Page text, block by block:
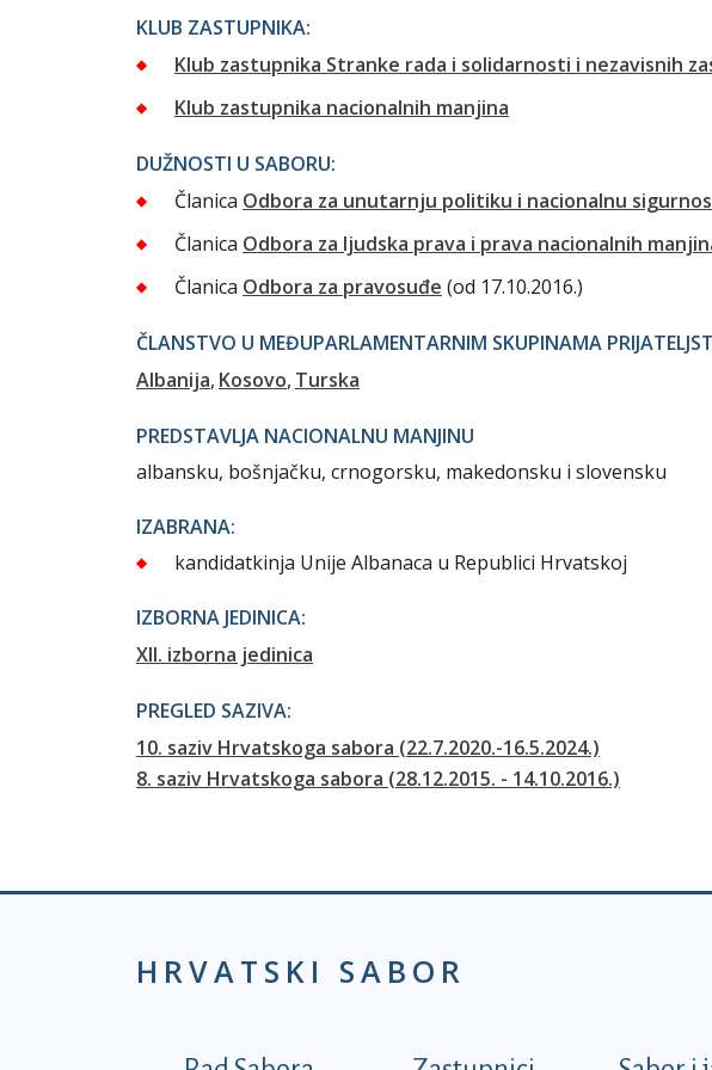
KLUB ZASTUPNIKA:
Klub zastupnika Stranke rada i solidarnosti i nezavisnih
Klub zastupnika nacionalnih manjina
DUŽNOSTI U SABORU:
Članica Odbora za unutarnju politiku i nacionalnu
Članica Odbora za ljudska prava i prava nacionalnih
Članica Odbora za pravosuđe (od 17.10.2016.)
ČLANSTVO U MEĐUPARLAMENTARNIM SKUPINAMA
Albanija Kosovo Turska
PREDSTAVLJA NACIONALNU MANJINU
albansku, bošnjačku, crnogorsku, makedonsku i slovensku
IZABRANA:
kandidatkinja Unije Albanaca u Republici Hrvatskoj
IZBORNA JEDINICA:
XII. izborna jedinica
PREGLED SAZIVA:
10. saziv Hrvatskoga sabora (22.7.2020.-16.5.2024.)
8. saziv Hrvatskoga sabora (28.12.2015. - 14.10.2016.)
HRVATSKI SABOR